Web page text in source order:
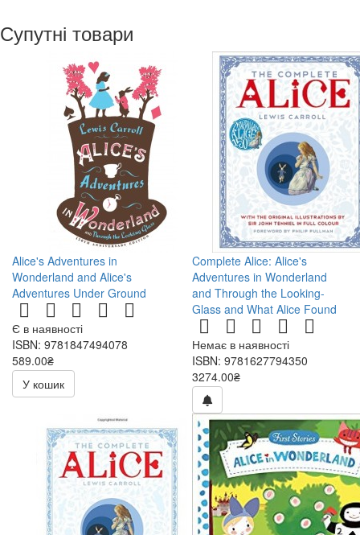
Супутні товари
Alice's Adventures in
Wonderland and Alice's
Adventures Under Ground
Є в наявності
ISBN: 9781847494078
589.00₴
У кошик
Complete Alice: Alice's
Adventures in Wonderland
and Through the Looking-
Glass and What Alice Found
Немає в наявності
ISBN: 9781627794350
3274.00₴